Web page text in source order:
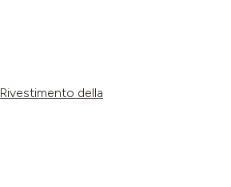
Rivestimento della